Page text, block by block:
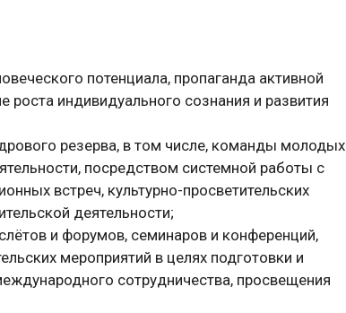
потенциала, пропаганда активной
роста индивидуального сознания и развития
резерва, в том числе, команды молодых
посредством системной работы с
встреч, культурно-просветительских
деятельности;
и форумов, семинаров и конференций,
мероприятий в целях подготовки и
сотрудничества, просвещения